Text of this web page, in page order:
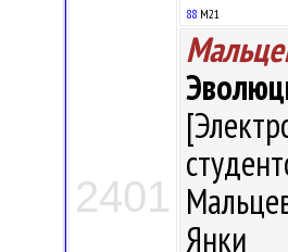
2401
88 М21